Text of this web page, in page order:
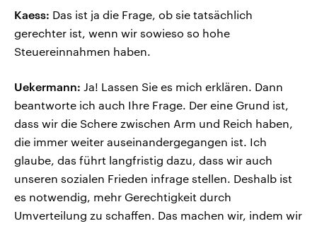
Kaess: Das ist ja die Frage, ob sie tatsächlich
gerechter ist, wenn wir sowieso so hohe
Steuereinnahmen haben.
Uekermann: Ja! Lassen Sie es mich erklären. Dann
beantworte ich auch Ihre Frage. Der eine Grund ist,
dass wir die Schere zwischen Arm und Reich haben,
die immer weiter auseinandergegangen ist. Ich
glaube, das führt langfristig dazu, dass wir auch
unseren sozialen Frieden infrage stellen. Deshalb ist
es notwendig, mehr Gerechtigkeit durch
Umverteilung zu schaffen. Das machen wir, indem wir